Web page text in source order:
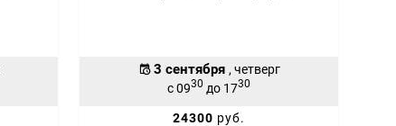
3 сентября , четверг
с 0930 до 1730
24300 руб.